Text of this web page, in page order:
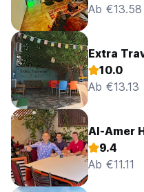
Ab €13.58
Extra
10.0
Ab €13.13
Al-Amer
9.4
Ab €11.11